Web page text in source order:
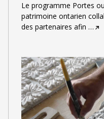
Le programme Portes
patrimoine ontarien
des partenaires afin …